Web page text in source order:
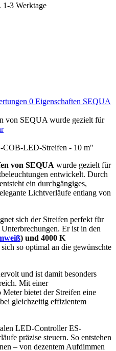
1-3 Werktage
0 Eigenschaften SEQUA
von SEQUA wurde gezielt für
LED-Streifen - 10 m"
von SEQUA wurde gezielt für
entwickelt. Durch
ein durchgängiges,
Lichtverläufe entlang von
sich der Streifen perfekt für
Er ist in den
) und 4000 K
so optimal an die gewünschte
und ist damit besonders
Mit einer
bietet der Streifen eine
gleichzeitig effizientem
LED-Controller ES-
präzise steuern. So entstehen
– von dezentem Aufdimmen